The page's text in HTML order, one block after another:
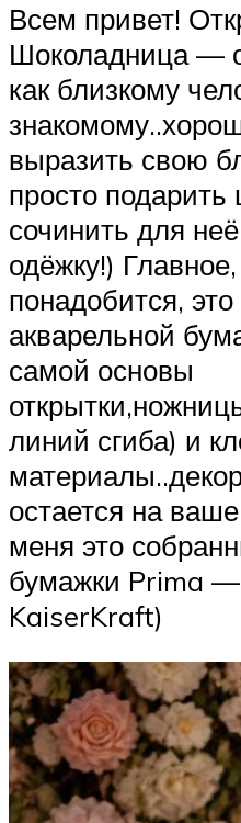
Всем привет!
Шоколадница —
как близкому
выразить свою
просто подарить
сочинить для
одёжку!)
понадобится,
акварельной
самой основы
линий сгиба) и
остается на
меня это
бумажки Prima
KaiserKraft)